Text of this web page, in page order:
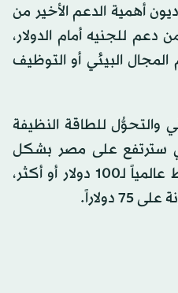
أهمية الدعم الأخير من
دعم للجنيه أمام الدولار،
البيئي أو التوظيف
والتحوُّل للطاقة النظيفة
سترتفع على مصر بشكل
كبير مع وصول برميل النفط عالمياً لـ100 دولار أو أكثر،
دولاراً.